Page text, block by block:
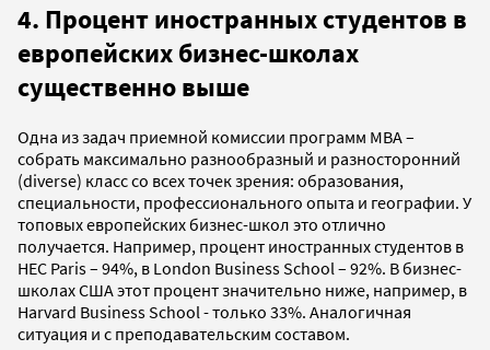
4. Процент иностранных студентов в
европейских бизнес-школах
существенно выше
Одна из задач приемной комиссии программ MBA –
собрать максимально разнообразный и разносторонний
(diverse) класс со всех точек зрения: образования,
специальности, профессионального опыта и географии. У
топовых европейских бизнес-школ это отлично
получается. Например, процент иностранных студентов в
HEC Paris – 94%, в London Business School – 92%. В бизнес-
школах США этот процент значительно ниже, например, в
Harvard Business School - только 33%. Аналогичная
ситуация и с преподавательским составом.